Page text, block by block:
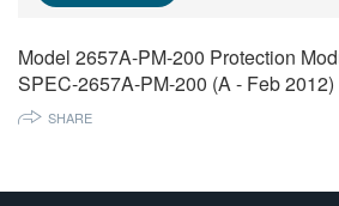
日本語
한국어
Model 2657A-PM-200 Protection
SPEC-2657A-PM-200 (A - Feb 2012)
SHARE